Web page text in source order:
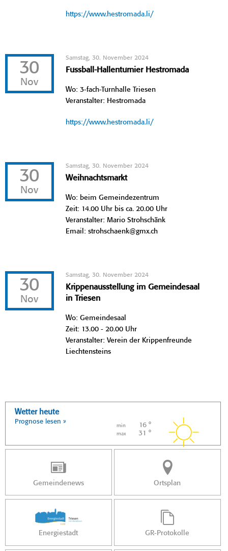
https://www.hestromada.li/
30
Nov
Samstag, 30. November 2024
Fussball-Hallenturnier Hestromada
Wo: 3-fach-Turnhalle Triesen
Veranstalter: Hestromada
https://www.hestromada.li/
30
Nov
Samstag, 30. November 2024
Weihnachtsmarkt
Wo: beim Gemeindezentrum
Zeit: 14.00 Uhr bis ca. 20.00 Uhr
Veranstalter: Mario Strohschänk
Email: strohschaenk@gmx.ch
30
Nov
Samstag, 30. November 2024
Krippenausstellung im Gemeindesaal
in Triesen
Wo: Gemeindesaal
Zeit: 13.00 - 20.00 Uhr
Veranstalter: Verein der Krippenfreunde
Liechtensteins
Wetter heute
Prognose lesen »
min 16 °
max 31 °
Gemeindenews Ortsplan
Energiestadt GR-Protokolle